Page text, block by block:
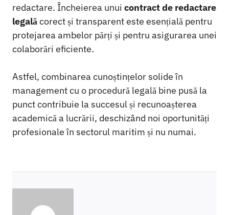
redactare. Încheierea unui contract de redactare
legalăcorect și transparent este esențială pentru
protejarea ambelor părți și pentru asigurarea unei
colaborări eficiente.
Astfel, combinarea cunoștințelor solide în
management cu o procedură legală bine pusă la
punct contribuie la succesul și recunoașterea
academică a lucrării, deschizând noi oportunități
profesionale în sectorul maritim și nu numai.